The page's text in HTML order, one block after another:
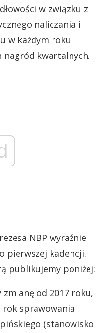
w związku z
naliczania i
w każdym roku
nagród kwartalnych.
NBP wyraźnie
pierwszej kadencji.
publikujemy poniżej:
od 2017 roku,
rok sprawowania
(stanowisko